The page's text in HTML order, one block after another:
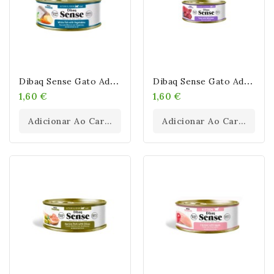
D
Ibaq Sense Gato Adult Grain Free Sterilized Pescado Blanco Con Vegetales...
1,60 €
Adicionar Ao Carrinho
D
Ibaq Sense Gato Adult Grain Free Atún Con Jabalí Latas
1,60 €
Adicionar Ao Carrinho